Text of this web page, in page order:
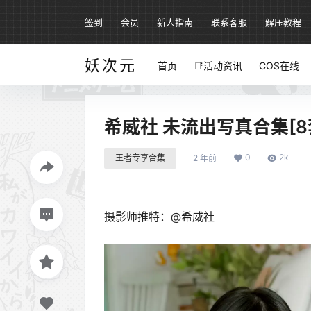
签到 会员 新人指南 联系客服 解压教程
妖次元 首页 📑活动资讯 COS在线
希威社 未流出写真合集
王者专享合集 2 年前 0 2k
摄影师推特：@希威社